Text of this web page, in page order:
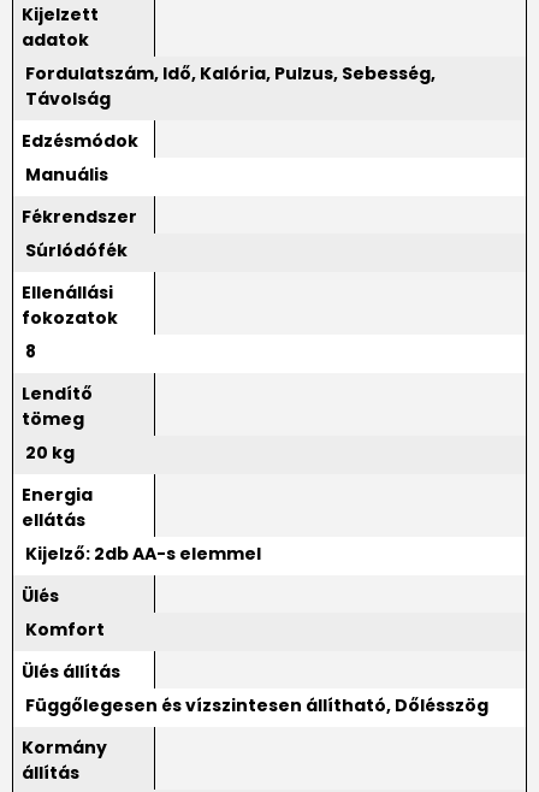
Kijelzett
adatok
Fordulatszám, Idő, Kalória, Pulzus, Sebesség,
Távolság
Edzésmódok
Manuális
Fékrendszer
Súrlódófék
Ellenállási
fokozatok
8
Lendítő
tömeg
20 kg
Energia
ellátás
Kijelző: 2db AA-s elemmel
Ülés
Komfort
Ülés állítás
Függőlegesen és vízszintesen állítható, Dőlésszög
Kormány
állítás